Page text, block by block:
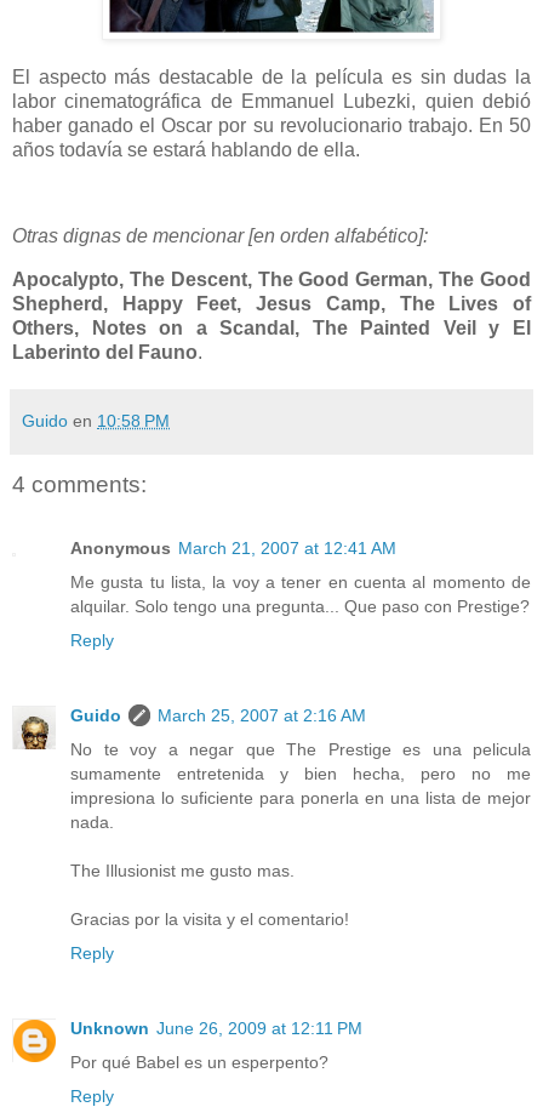
El aspecto más destacable de la película es sin dudas la
labor cinematográfica de Emmanuel Lubezki, quien debió
haber ganado el Oscar por su revolucionario trabajo. En 50
años todavía se estará hablando de ella.
Otras dignas de mencionar [en orden alfabético]:
Apocalypto, The Descent, The Good German,The Good
Shepherd , Happy Feet,Jesus Camp, The Lives of
Others,
Notes on a Scandal , The Painted Veil
y El
Laberinto del Fauno.
Guido en 10:58 PM
4 comments:
Anonymous March 21, 2007 at 12:41 AM
Me gusta tu lista, la voy a tener en cuenta al momento de
alquilar. Solo tengo una pregunta... Que paso con Prestige?
Reply
Guido
March 25, 2007 at 2:16 AM
No te voy a negar que The Prestige es una pelicula
sumamente entretenida y bien hecha, pero no me
impresiona lo suficiente para ponerla en una lista de mejor
nada.
The Illusionist me gusto mas.
Gracias por la visita y el comentario!
Reply
Unknown June 26, 2009 at 12:11 PM
Por qué Babel es un esperpento?
Reply